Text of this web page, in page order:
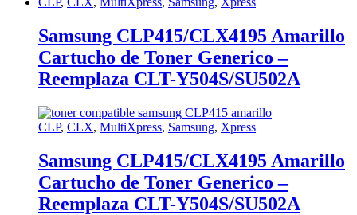
Samsung CLP415/CLX4195 Amarillo
Cartucho de Toner Generico –
Reemplaza CLT-Y504S/SU502A
CLP, CLX, MultiXpress, Samsung, Xpress
Samsung CLP415/CLX4195 Amarillo
Cartucho de Toner Generico –
Reemplaza CLT-Y504S/SU502A